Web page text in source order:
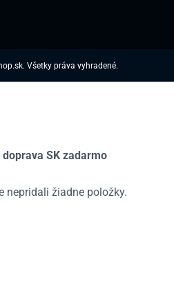
Všetky práva vyhradené.
doprava SK zadarmo
nepridali žiadne položky.